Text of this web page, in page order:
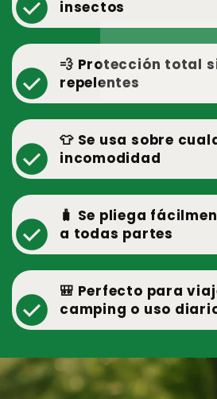
insectos
check_circle
💨 Protección total
repelentes
check_circle
👕 Se usa sobre
incomodidad
check_circle
🧳 Se pliega
a todas partes
check_circle
🎒 Perfecto para
camping o uso